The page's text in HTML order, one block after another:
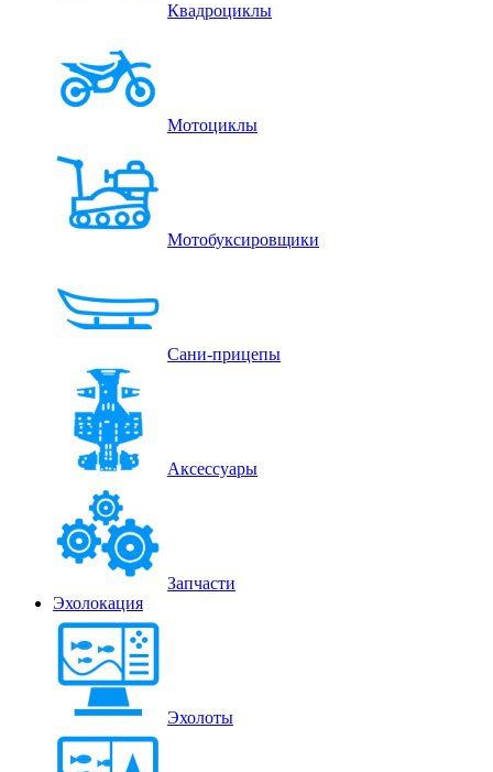
Квадроциклы
Мотоциклы
Мотобуксировщики
Сани-прицепы
Аксессуары
Запчасти
Эхолокация
Эхолоты